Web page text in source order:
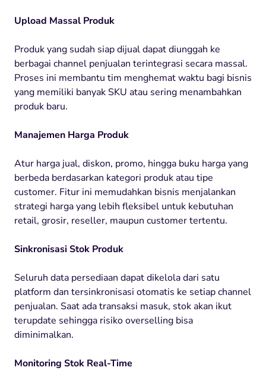
Upload Massal Produk
Produk yang sudah siap dijual dapat diunggah ke
berbagai channel penjualan terintegrasi secara massal.
Proses ini membantu tim menghemat waktu bagi bisnis
yang memiliki banyak SKU atau sering menambahkan
produk baru.
Manajemen Harga Produk
Atur harga jual, diskon, promo, hingga buku harga yang
berbeda berdasarkan kategori produk atau tipe
customer. Fitur ini memudahkan bisnis menjalankan
strategi harga yang lebih fleksibel untuk kebutuhan
retail, grosir, reseller, maupun customer tertentu.
Sinkronisasi Stok Produk
Seluruh data persediaan dapat dikelola dari satu
platform dan tersinkronisasi otomatis ke setiap channel
penjualan. Saat ada transaksi masuk, stok akan ikut
terupdate sehingga risiko overselling bisa
diminimalkan.
Monitoring Stok Real-Time